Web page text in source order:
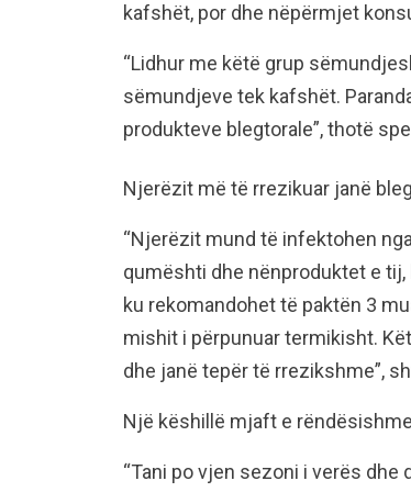
kafshët, por dhe nëpërmjet
“Lidhur me këtë grup
sëmundjeve tek kafshët.
produkteve blegtorale”, thotë
Njerëzit më të rrezikuar janë
“Njerëzit mund të infektohen
qumështi dhe nënproduktet e
ku rekomandohet të paktën 3
mishit i përpunuar termikisht.
dhe janë tepër të rrezikshme”,
Një këshillë mjaft e
“Tani po vjen sezoni i verës